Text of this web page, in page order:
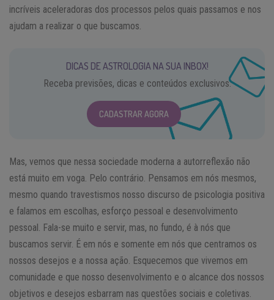
incríveis aceleradoras dos processos pelos quais passamos e nos
ajudam a realizar o que buscamos.
DICAS DE ASTROLOGIA NA SUA INBOX!
Receba previsões, dicas e conteúdos exclusivos.
CADASTRAR AGORA
Mas, vemos que nessa sociedade moderna a autorreflexão não
está muito em voga. Pelo contrário. Pensamos em nós mesmos,
mesmo quando travestismos nosso discurso de psicologia positiva
e falamos em escolhas, esforço pessoal e desenvolvimento
pessoal. Fala-se muito e servir, mas, no fundo, é à nós que
buscamos servir. É em nós e somente em nós que centramos os
nossos desejos e a nossa ação. Esquecemos que vivemos em
comunidade e que nosso desenvolvimento e o alcance dos nossos
objetivos e desejos esbarram nas questões sociais e coletivas.